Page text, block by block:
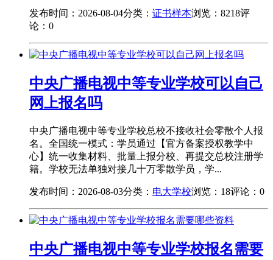
发布时间：2026-08-04分类： 证书样本浏览：8218评
论：0
中央广播电视中等专业学校可以自己
网上报名吗
中央广播电视中等专业学校总校不接收社会零散个人报
名。全国统一模式：学员通过【官方备案授权教学中
心】统一收集材料、批量上报分校、再提交总校注册学
籍。学校无法单独对接几十万零散学员，学...
发布时间：2026-08-03分类： 电大学校浏览：18评论：0
中央广播电视中等专业学校报名需要